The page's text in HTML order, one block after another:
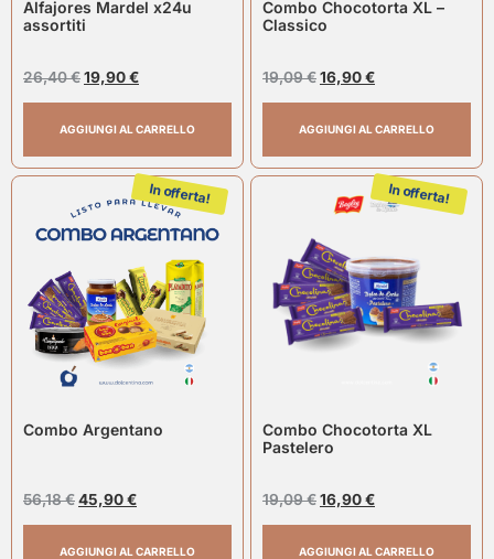
Alfajores Mardel x24u
assortiti
26,40€19,90€
AGGIUNGI AL CARRELLO
Combo Chocotorta XL –
Classico
19,09€16,90€
AGGIUNGI AL CARRELLO
In offerta!
Combo Argentano
56,18€45,90€
AGGIUNGI AL CARRELLO
In offerta!
Combo Chocotorta XL
Pastelero
19,09€16,90€
AGGIUNGI AL CARRELLO